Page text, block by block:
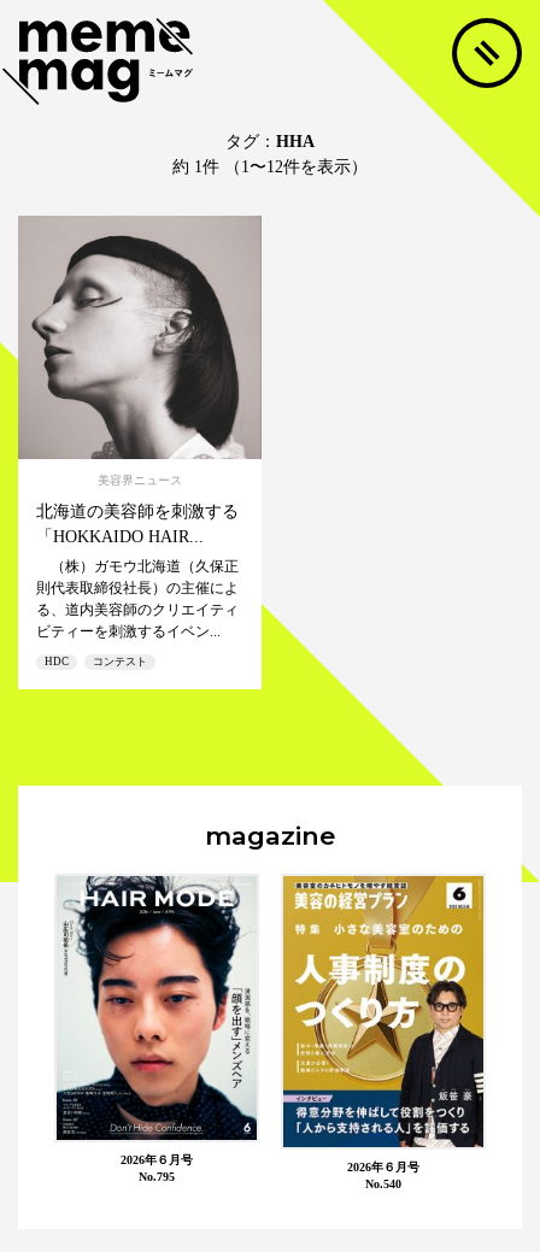
タグ： HHA
約 1件 （1〜12件を表示）
美容界ニュース
北海道の美容師を刺激する
「HOKKAIDO HAIR...
（株）ガモウ北海道（久保正
則代表取締役社長）の主催によ
る、道内美容師のクリエイティ
ビティーを刺激するイベン...
HDC コンテスト
magazine
2026年６月号
No.795
2026年６月号
No.540